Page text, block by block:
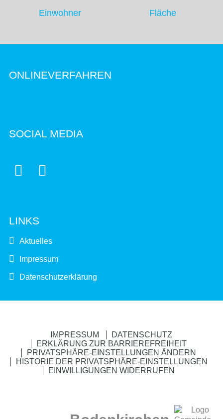
Einwohner Fläche
ONLINEVERFAHREN
SOCIAL MEDIA
 
LINKS
Aktuelles
Impressum
Datenschutzerklärung
IMPRESSUM
DATENSCHUTZ
ERKLÄRUNG ZUR BARRIEREFREIHEIT
PRIVATSPHÄRE-EINSTELLUNGEN ÄNDERN
HISTORIE DER PRIVATSPHÄRE-EINSTELLUNGEN
EINWILLIGUNGEN WIDERRUFEN